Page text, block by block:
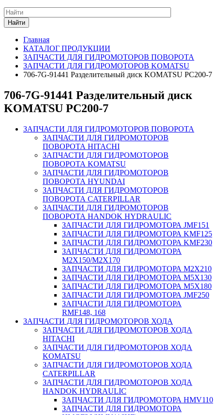
Найти
Главная
КАТАЛОГ ПРОДУКЦИИ
ЗАПЧАСТИ ДЛЯ ГИДРОМОТОРОВ ПОВОРОТА
ЗАПЧАСТИ ДЛЯ ГИДРОМОТОРОВ KOMATSU
706-7G-91441 Разделительный диск KOMATSU PC200-7
706-7G-91441 Разделительный диск
KOMATSU PC200-7
ЗАПЧАСТИ ДЛЯ ГИДРОМОТОРОВ ПОВОРОТА
ЗАПЧАСТИ ДЛЯ ГИДРОМОТОРОВ
ПОВОРОТА HITACHI
ЗАПЧАСТИ ДЛЯ ГИДРОМОТОРОВ
ПОВОРОТА KOMATSU
ЗАПЧАСТИ ДЛЯ ГИДРОМОТОРОВ
ПОВОРОТА HYUNDAI
ЗАПЧАСТИ ДЛЯ ГИДРОМОТОРОВ
ПОВОРОТА CATERPILLAR
ЗАПЧАСТИ ДЛЯ ГИДРОМОТОРОВ
ПОВОРОТА HANDOK HYDRAULIC
ЗАПЧАСТИ ДЛЯ ГИДРОМОТОРА JMF151
ЗАПЧАСТИ ДЛЯ ГИДРОМОТОРА KMF125
ЗАПЧАСТИ ДЛЯ ГИДРОМОТОРА KMF230
ЗАПЧАСТИ ДЛЯ ГИДРОМОТОРА
M2X150/M2X170
ЗАПЧАСТИ ДЛЯ ГИДРОМОТОРА M2X210
ЗАПЧАСТИ ДЛЯ ГИДРОМОТОРА M5X130
ЗАПЧАСТИ ДЛЯ ГИДРОМОТОРА M5X180
ЗАПЧАСТИ ДЛЯ ГИДРОМОТОРА JMF250
ЗАПЧАСТИ ДЛЯ ГИДРОМОТОРА
RMF148, 168
ЗАПЧАСТИ ДЛЯ ГИДРОМОТОРОВ ХОДА
ЗАПЧАСТИ ДЛЯ ГИДРОМОТОРОВ ХОДА
HITACHI
ЗАПЧАСТИ ДЛЯ ГИДРОМОТОРОВ ХОДА
KOMATSU
ЗАПЧАСТИ ДЛЯ ГИДРОМОТОРОВ ХОДА
CATERPILLAR
ЗАПЧАСТИ ДЛЯ ГИДРОМОТОРОВ ХОДА
HANDOK HYDRAULIC
ЗАПЧАСТИ ДЛЯ ГИДРОМОТОРА HMV110
ЗАПЧАСТИ ДЛЯ ГИДРОМОТОРА